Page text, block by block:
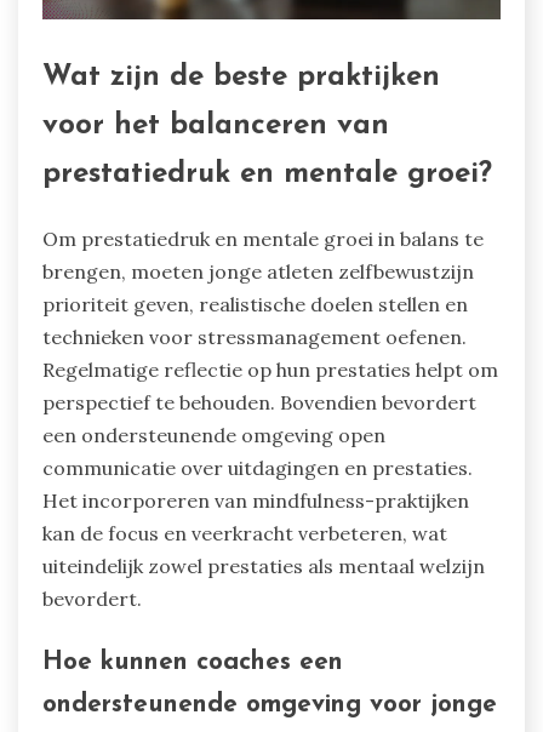
Wat zijn de beste praktijken
voor het balanceren van
prestatiedruk en mentale groei?
Om prestatiedruk en mentale groei in balans te
brengen, moeten jonge atleten zelfbewustzijn
prioriteit geven, realistische doelen stellen en
technieken voor stressmanagement oefenen.
Regelmatige reflectie op hun prestaties helpt om
perspectief te behouden. Bovendien bevordert
een ondersteunende omgeving open
communicatie over uitdagingen en prestaties.
Het incorporeren van mindfulness-praktijken
kan de focus en veerkracht verbeteren, wat
uiteindelijk zowel prestaties als mentaal welzijn
bevordert.
Hoe kunnen coaches een
ondersteunende omgeving voor jonge